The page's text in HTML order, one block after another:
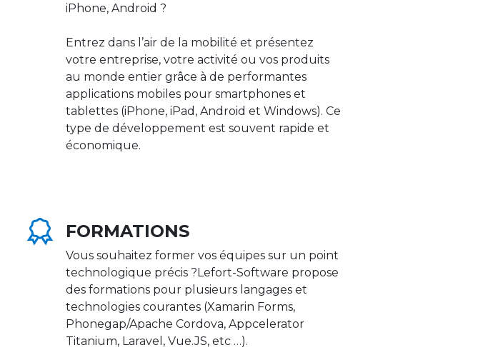
iPhone, Android ?
Entrez dans l’air de la mobilité et présentez
votre entreprise, votre activité ou vos produits
au monde entier grâce à de performantes
applications mobiles pour smartphones et
tablettes (iPhone, iPad, Android et Windows). Ce
type de développement est souvent rapide et
économique.
FORMATIONS
Vous souhaitez former vos équipes sur un point
technologique précis ?Lefort-Software propose
des formations pour plusieurs langages et
technologies courantes (Xamarin Forms,
Phonegap/Apache Cordova, Appcelerator
Titanium, Laravel, Vue.JS, etc …).